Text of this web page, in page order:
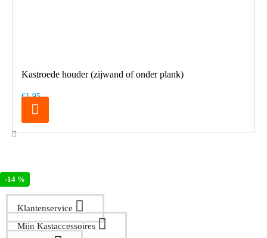
-14 %
Kastroede houder (zijwand of onder plank)
€1,95
Klantenservice
Mijn Kastaccessoires